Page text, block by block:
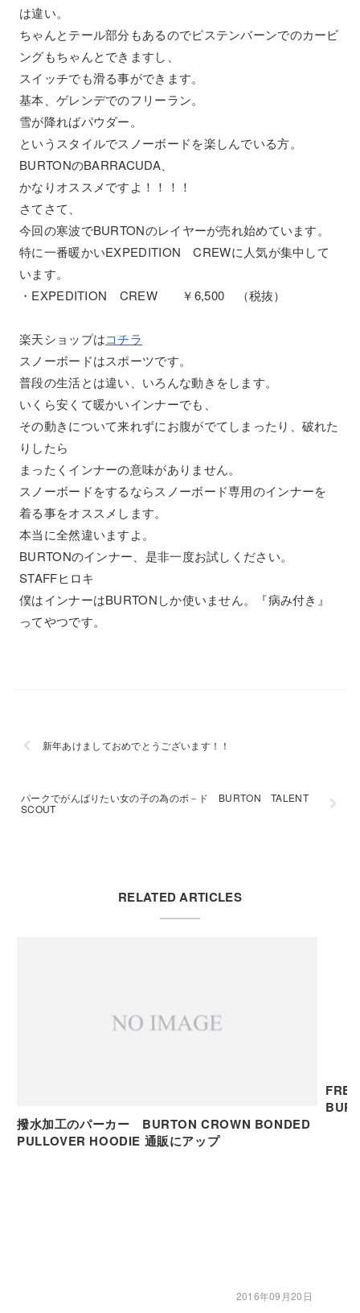
は違い。
ちゃんとテール部分もあるのでピステンバーンでのカービ
ングもちゃんとできますし、
スイッチでも滑る事ができます。
基本、ゲレンデでのフリーラン。
雪が降ればパウダー。
というスタイルでスノーボードを楽しんでいる方。
BURTONのBARRACUDA、
かなりオススメですよ！！！！
さてさて、
今回の寒波でBURTONのレイヤーが売れ始めています。
特に一番暖かいEXPEDITION CREWに人気が集中して
います。
・EXPEDITION CREW ￥6,500 （税抜）
楽天ショップはコチラ
スノーボードはスポーツです。
普段の生活とは違い、いろんな動きをします。
いくら安くて暖かいインナーでも、
その動きについて来れずにお腹がでてしまったり、破れた
りしたら
まったくインナーの意味がありません。
スノーボードをするならスノーボード専用のインナーを
着る事をオススメします。
本当に全然違いますよ。
BURTONのインナー、是非一度お試しください。
STAFFヒロキ
僕はインナーはBURTONしか使いません。『病み付き』
ってやつです。
新年あけましておめでとうございます！！
パークでがんばりたい女の子の為のボ－ド BURTON TALENT
SCOUT
RELATED ARTICLES
撥水加工のパーカー BURTON CROWN BONDED
PULLOVER HOODIE 通販にアップ
2016年09月20日